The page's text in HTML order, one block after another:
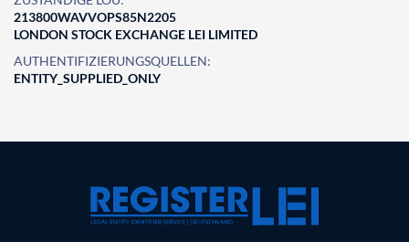
213800WAVVOPS85N2205
LONDON STOCK EXCHANGE LEI LIMITED
AUTHENTIFIZIERUNGSQUELLEN:
ENTITY_SUPPLIED_ONLY